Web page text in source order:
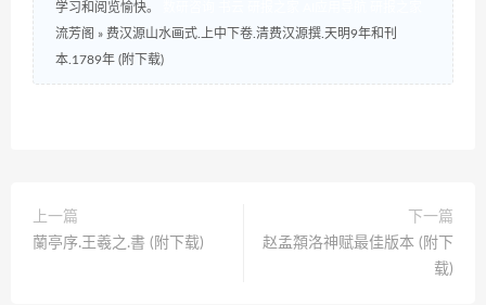
学习和阅览愉快。
流芳阁 » 费汉源山水画式.上中下卷.清费汉源撰.天明9年和刊
本.1789年 (附下载)
上一篇
蘭亭序.王羲之.書 (附下载)
下一篇
赵孟頮洛神赋最佳版本 (附下
载)